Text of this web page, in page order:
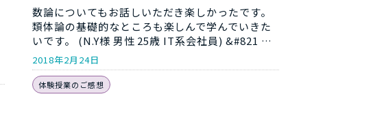
数論についてもお話しいただき楽しかったです。
類体論の基礎的なところも楽しんで学んでいきた
いです。 (N.Y様 男性 25歳 IT系会社員) &#821 …
2018年2月24日
体験授業のご感想